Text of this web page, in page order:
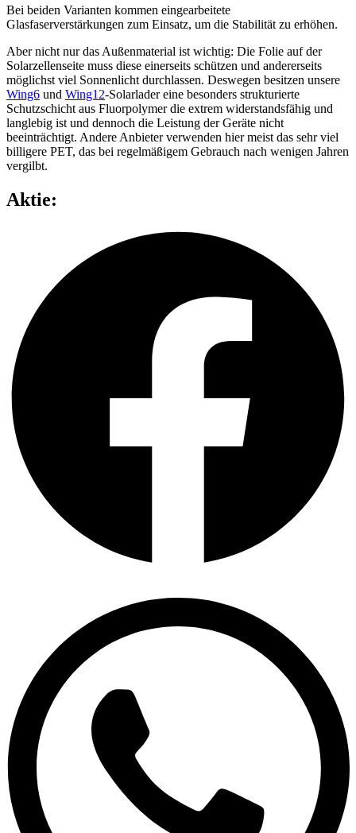
Bei beiden Varianten kommen eingearbeitete
Glasfaserverstärkungen zum Einsatz, um die Stabilität zu erhöhen.
Aber nicht nur das Außenmaterial ist wichtig: Die Folie auf der
Solarzellenseite muss diese einerseits schützen und andererseits
möglichst viel Sonnenlicht durchlassen. Deswegen besitzen unsere
Wing6 und Wing12-Solarlader eine besonders strukturierte
Schutzschicht aus Fluorpolymer die extrem widerstandsfähig und
langlebig ist und dennoch die Leistung der Geräte nicht
beeinträchtigt. Andere Anbieter verwenden hier meist das sehr viel
billigere PET, das bei regelmäßigem Gebrauch nach wenigen Jahren
vergilbt.
Aktie: